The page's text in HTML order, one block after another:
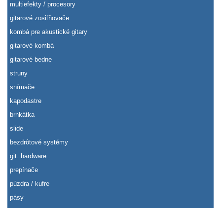
multiefekty / procesory
gitarové zosiľňovače
kombá pre akustické gitary
gitarové kombá
gitarové bedne
struny
snímače
kapodastre
brnkátka
slide
bezdrôtové systémy
git. hardware
prepínače
púzdra / kufre
pásy